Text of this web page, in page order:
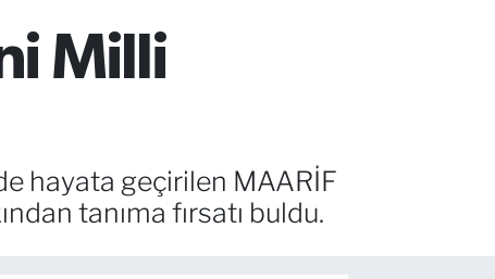
Milli
hayata geçirilen MAARİF
tanıma fırsatı buldu.